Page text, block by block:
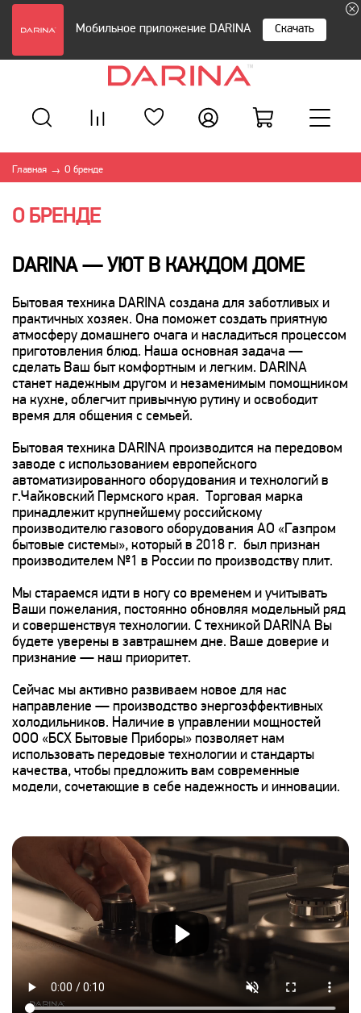
Мобильное приложение DARINA Скачать
Главная → О бренде
О БРЕНДЕ
DARINA — УЮТ В КАЖДОМ ДОМЕ
Бытовая техника DARINA создана для заботливых и
практичных хозяек. Она поможет создать приятную
атмосферу домашнего очага и насладиться процессом
приготовления блюд. Наша основная задача —
сделать Ваш быт комфортным и легким. DARINA
станет надежным другом и незаменимым помощником
на кухне, облегчит привычную рутину и освободит
время для общения с семьей.
Бытовая техника DARINA производится на передовом
заводе с использованием европейского
автоматизированного оборудования и технологий в
г.Чайковский Пермского края. Торговая марка
принадлежит крупнейшему российскому
производителю газового оборудования АО «Газпром
бытовые системы», который в 2018 г. был признан
производителем №1 в России по производству плит.
Мы стараемся идти в ногу со временем и учитывать
Ваши пожелания, постоянно обновляя модельный ряд
и совершенствуя технологии. С техникой DARINA Вы
будете уверены в завтрашнем дне. Ваше доверие и
признание — наш приоритет.
Сейчас мы активно развиваем новое для нас
направление — производство энергоэффективных
холодильников. Наличие в управлении мощностей
ООО «БСХ Бытовые Приборы» позволяет нам
использовать передовые технологии и стандарты
качества, чтобы предложить вам современные
модели, сочетающие в себе надежность и инновации.